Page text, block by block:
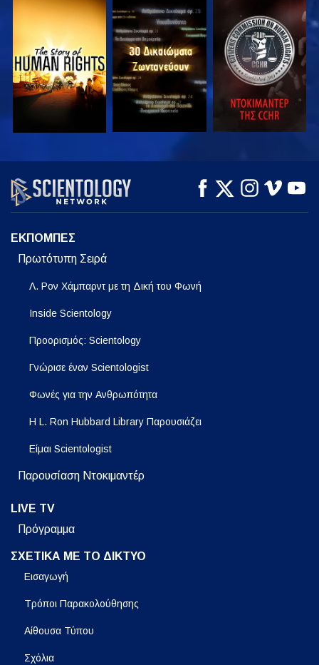
ΠΑΡΑΚΟΛΟΥΘΗΣΤΕ ΠΑΡΑΚΟΛΟΥΘΗΣΤΕ ΠΑΡΑΚΟΛΟΥΘΗΣΤΕ
ΠΑΡΑΚΟΛΟΥΘΗΣΤΕ ΠΑΡΑΚΟΛΟΥΘΗΣΤΕ
ΕΞΕΡΕΥΝΗΣΤΕ ΤΗ
ΣΕΙΡΑ
ΕΚΠΟΜΠΕΣ
Πρωτότυπη Σειρά
Λ. Ρον Χάμπαρντ με τη Δική του Φωνή
Inside Scientology
Προορισμός: Scientology
Γνώρισε έναν Scientologist
Φωνές για την Ανθρωπότητα
Η L. Ron Hubbard Library Παρουσιάζει
Είμαι Scientologist
Παρουσίαση Ντοκιμαντέρ
LIVE TV
Πρόγραμμα
ΣΧΕΤΙΚΑ ΜΕ ΤΟ ΔΙΚΤΥΟ
Εισαγωγή
Τρόποι Παρακολούθησης
Αίθουσα Τύπου
Σχόλια